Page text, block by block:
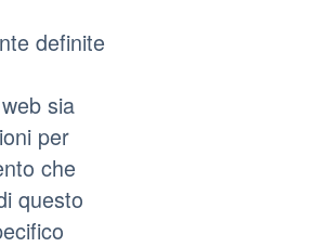
definite
sia
per
che
questo